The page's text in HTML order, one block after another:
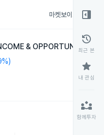
마켓보이스
& OPPORTUNITIES II
right_panel_open
history
최근 본
star
내 관심
partner_exchange
함께투자